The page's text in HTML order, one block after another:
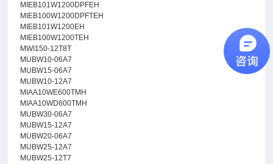
MIEB101W1200DPFEH
MIEB100W1200DPFTEH
MIEB101W1200EH
MIEB100W1200TEH
MWI150-12T8T
MUBW10-06A7
MUBW15-06A7
MUBW10-12A7
MIAA10WE600TMH
MIAA10WD600TMH
MUBW30-06A7
MUBW15-12A7
MUBW20-06A7
MUBW25-12A7
MUBW25-12T7